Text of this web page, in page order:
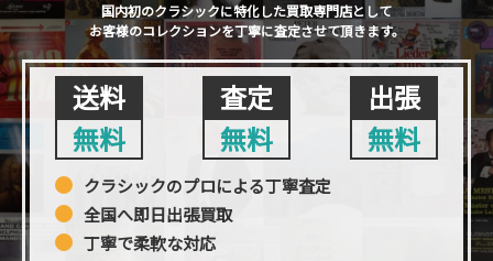
国内初のクラシックに特化した買取専門店として
お客様のコレクションを丁寧に査定させて頂きます。
送料
無料
査定
無料
出張
無料
クラシックのプロによる丁寧査定
全国へ即日出張買取
丁寧で柔軟な対応